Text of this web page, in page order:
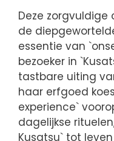
Deze
de
essentie van
bezoeker in
tastbare uiting
haar erfgoed
experience`
dagelijkse
Kusatsu` tot